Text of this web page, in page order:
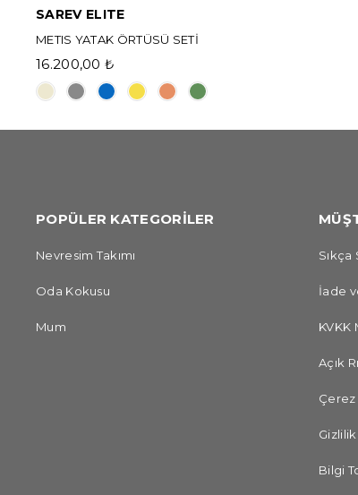
SAREV ELITE
METIS YATAK ÖRTÜSÜ SETİ
16.200,00 ₺
POPÜLER KATEGORİLER
Nevresim Takımı
Oda Kokusu
Mum
İade
KVKK
Açık
Çerez
Bilgi